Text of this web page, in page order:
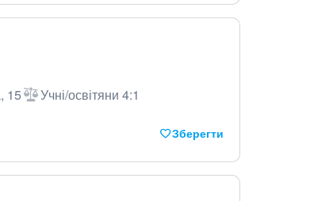
15 Учні/освітяни 4:1
Зберегти